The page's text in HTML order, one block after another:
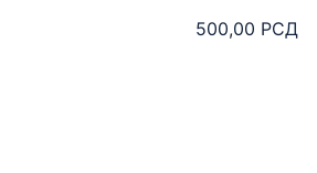
500,00 РСД